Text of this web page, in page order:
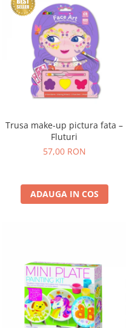
Trusa make-up pictura fata –
Fluturi
57,00 RON
ADAUGA IN COS